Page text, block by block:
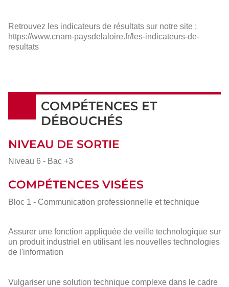
Retrouvez les indicateurs de résultats sur notre site :
https://www.cnam-paysdelaloire.fr/les-indicateurs-de-
resultats
COMPÉTENCES ET
DÉBOUCHÉS
NIVEAU DE SORTIE
Niveau 6 - Bac +3
COMPÉTENCES VISÉES
Bloc 1 - Communication professionnelle et technique
Assurer une fonction appliquée de veille technologique sur
un produit industriel en utilisant les nouvelles technologies
de l'information
Vulgariser une solution technique complexe dans le cadre